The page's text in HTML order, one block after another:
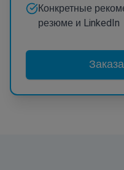
Конкретные
резюме и LinkedIn